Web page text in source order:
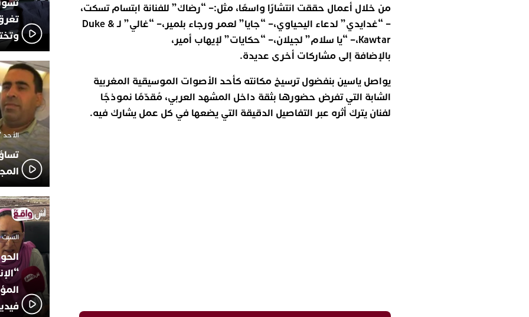
من خلال أعمال حققت انتشارًا واسعًا، مثل: – “رضاك” للفنانة ابتسام تسكت،
– “غدايدي” لدعاء اليحياوي، – “جايا” لعمر ورجاء بلمير، – “غالي” لـ Duke &
Kawtar، – “يا سلام” لجيلان، – “حكايات” لإيهاب أمير،
بالإضافة إلى مشاركات أخرى عديدة.
‎يواصل ياسين بنفضول ترسيخ مكانته كأحد الأصوات الموسيقية المغربية
الشابة التي تفرض حضورها بثقة داخل المشهد العربي، مُقدّمًا نموذجًا
لفنان يترك أثره عبر التفاصيل الدقيقة التي يضعها في كل عمل يشارك فيه.
الأحد 7 ديسمبر 2025 - 21:42
السبت 18 أكتوبر 2025 - 14:35